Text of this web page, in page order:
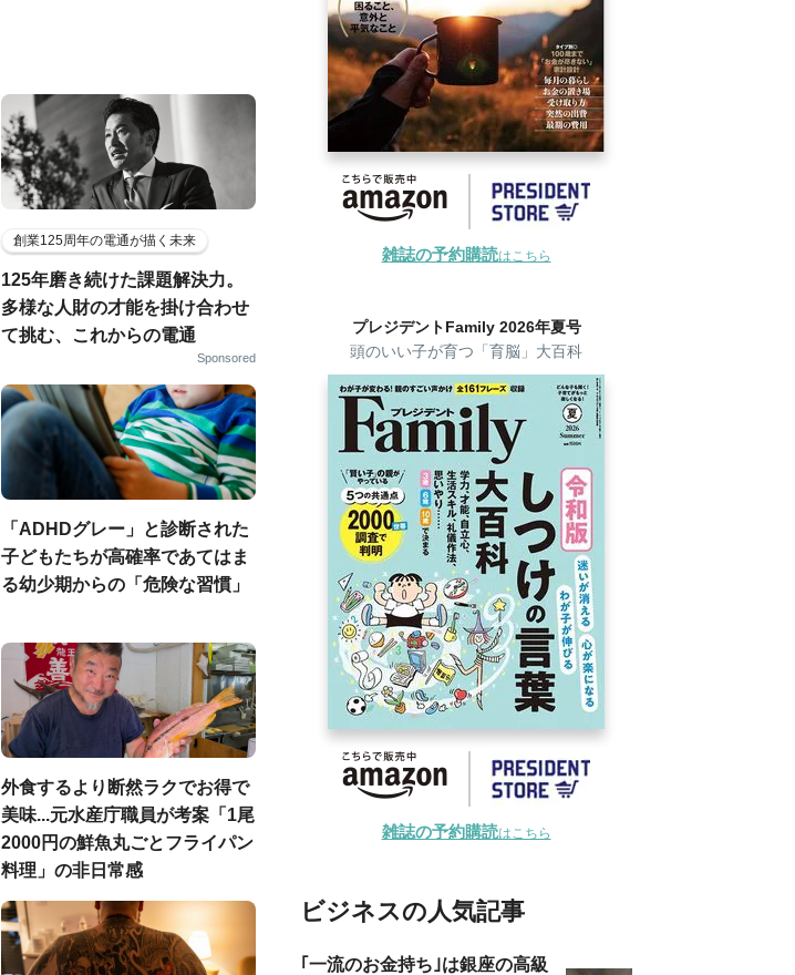
創業125周年の電通が描く未来
125年磨き続けた課題解決力。
多様な人財の才能を掛け合わせ
て挑む、これからの電通
Sponsored
「ADHDグレー」と診断された
子どもたちが高確率であてはま
る幼少期からの「危険な習慣」
外食するより断然ラクでお得で
美味...元水産庁職員が考案「1尾
2000円の鮮魚丸ごとフライパン
料理」の非日常感
雑誌の予約購読はこちら
プレジデントFamily 2026年夏号
頭のいい子が育つ「育脳」大百科
雑誌の予約購読はこちら
ビジネスの人気記事
｢一流のお金持ち｣は銀座の高級